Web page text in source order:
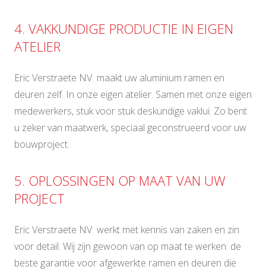
4. VAKKUNDIGE PRODUCTIE IN EIGEN
ATELIER
Eric Verstraete NV maakt uw aluminium ramen en
deuren zelf. In onze eigen atelier. Samen met onze eigen
medewerkers, stuk voor stuk deskundige vaklui. Zo bent
u zeker van maatwerk, speciaal geconstrueerd voor uw
bouwproject.
5. OPLOSSINGEN OP MAAT VAN UW
PROJECT
Eric Verstraete NV werkt met kennis van zaken en zin
voor detail. Wij zijn gewoon van op maat te werken: de
beste garantie voor afgewerkte ramen en deuren die